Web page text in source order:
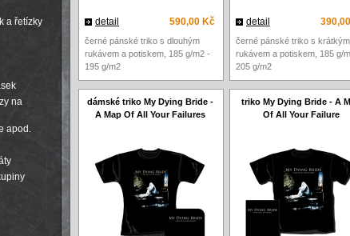
590,00 Kč
detail detail
černé pánské triko s dlouhým
rukávem a potiskem, 185 g/m2 -
195 g/m2
černé pánské triko s krátkým
rukávem a potiskem, 185 g/
205 g/m2
dámské triko My Dying Bride -
A Map Of All Your Failures
triko My Dying Bride - A
Of All Your Failure
a řetízky
na
apod.